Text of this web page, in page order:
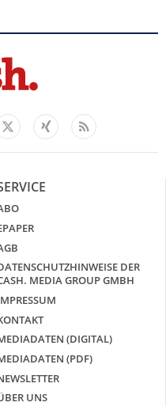
X
Xing Feed
DER
MEDIA GROUP GMBH
(DIGITAL)
(PDF)
UNS